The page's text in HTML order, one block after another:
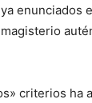
enunciados
criterios ha